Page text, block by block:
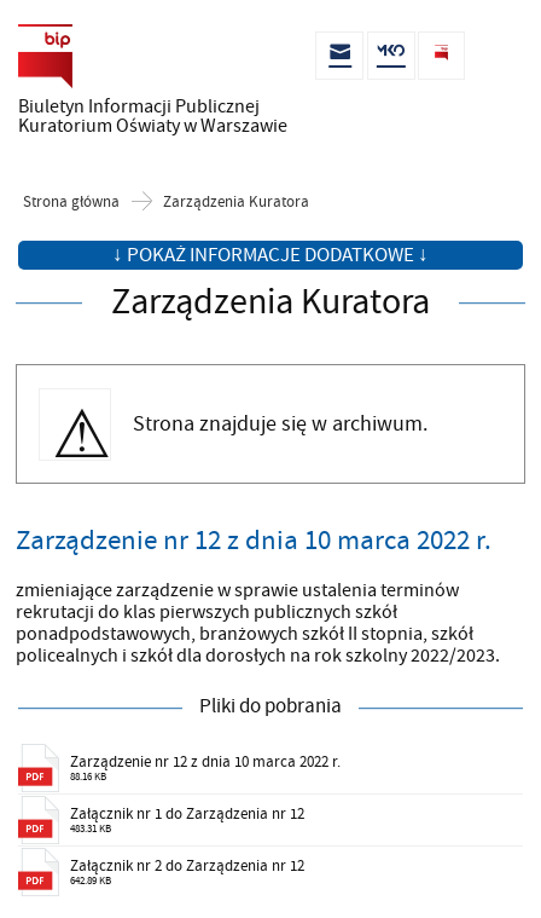
Biuletyn Informacji Publicznej
Kuratorium Oświaty w Warszawie
Strona główna Zarządzenia Kuratora
↓ POKAŻ INFORMACJE DODATKOWE ↓
Zarządzenia Kuratora
Strona znajduje się w archiwum.
Zarządzenie nr 12 z dnia 10 marca 2022 r.
zmieniające zarządzenie w sprawie ustalenia terminów
rekrutacji do klas pierwszych publicznych szkół
ponadpodstawowych, branżowych szkół II stopnia, szkół
policealnych i szkół dla dorosłych na rok szkolny 2022/2023.
Pliki do pobrania
Zarządzenie nr 12 z dnia 10 marca 2022 r.
88.16 KB
Załącznik nr 1 do Zarządzenia nr 12
483.31 KB
Załącznik nr 2 do Zarządzenia nr 12
642.89 KB